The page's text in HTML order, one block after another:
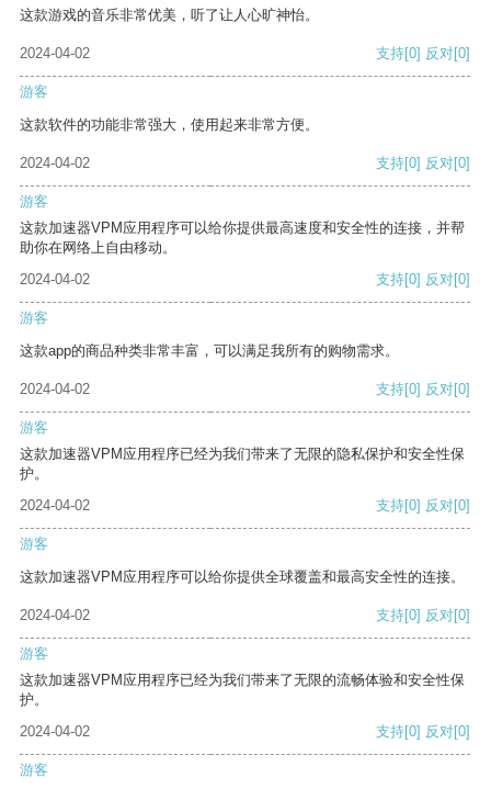
这款游戏的音乐非常优美，听了让人心旷神怡。
2024-04-02 支持[0] 反对[0]
游客
这款软件的功能非常强大，使用起来非常方便。
2024-04-02 支持[0] 反对[0]
游客
这款加速器VPM应用程序可以给你提供最高速度和安全性的连接，并帮
助你在网络上自由移动。
2024-04-02
支持[0] 反对[0]
游客
这款app的商品种类非常丰富，可以满足我所有的购物需求。
2024-04-02 支持[0] 反对[0]
游客
这款加速器VPM应用程序已经为我们带来了无限的隐私保护和安全性保
护。
2024-04-02
支持[0] 反对[0]
游客
这款加速器VPM应用程序可以给你提供全球覆盖和最高安全性的连接。
2024-04-02 支持[0] 反对[0]
游客
这款加速器VPM应用程序已经为我们带来了无限的流畅体验和安全性保
护。
2024-04-02
支持[0] 反对[0]
游客